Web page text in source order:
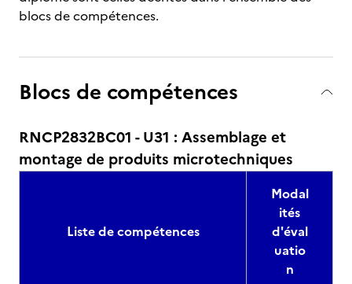
blocs de compétences.
Blocs de compétences
RNCP2832BC01 - U31 : Assemblage et
montage de produits microtechniques
Liste de compétences
Modal
ités
d'éval
uatio
n